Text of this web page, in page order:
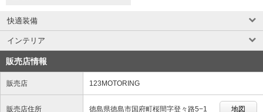
快適装備
インテリア
販売店情報
販売店 123MOTORING
販売店住所 徳島県徳島市国府町桜間字登々路5−1 地図